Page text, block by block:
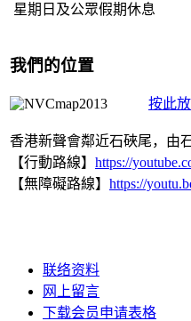
星期日及公眾假期休息
我們的位置
按此
香港新聲會鄰近石硤尾，由
【行動路線】 https://
【無障礙路線】 https://
联络资料
网上留言
下载会员申请表格